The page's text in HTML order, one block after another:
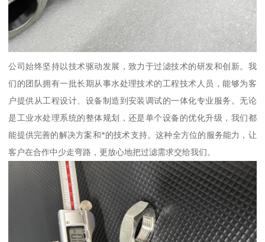
公司始终坚持以技术驱动发展，致力于过滤技术的研发和创新。我
们的团队拥有一批长期从事水处理技术的工程技术人员，能够为客
户提供从工程设计、设备制造到安装调试的一体化专业服务。无论
是工业水处理系统的整体规划，还是单个设备的优化升级，我们都
能提供完善的解决方案和*的技术支持。这种全方位的服务能力，让
客户在合作中少走弯路，更放心地把过滤需求交给我们。